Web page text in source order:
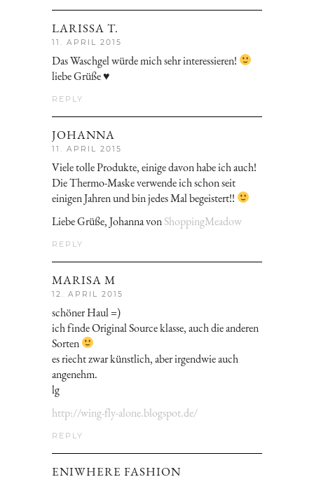
LARISSA T.
11. APRIL 2015
Das Waschgel würde mich sehr interessieren!
liebe Grüße ♥
REPLY
JOHANNA
11. APRIL 2015
Viele tolle Produkte, einige davon habe ich auch!
Die Thermo-Maske verwende ich schon seit
einigen Jahren und bin jedes Mal begeistert!!
Liebe Grüße, Johanna vonShoppingMeadow
REPLY
MARISA M
12. APRIL 2015
schöner Haul =)
ich finde Original Source klasse, auch die anderen
Sorten
es riecht zwar künstlich, aber irgendwie auch
angenehm.
lg
http://wing-fly-alone.blogspot.de/
REPLY
ENIWHERE FASHION